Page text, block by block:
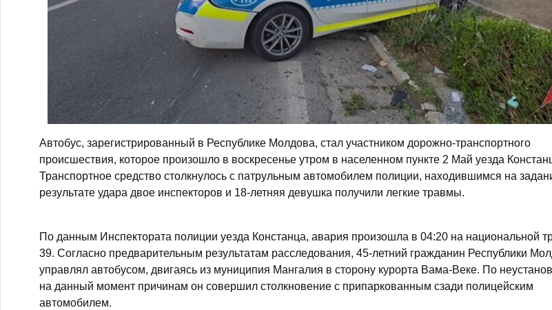
Автобус, зарегистрированный в Республике Молдова, стал участником дорожно-транспортного
происшествия, которое произошло в воскресенье утром в населенном пункте 2 Май уезда
Транспортное средство столкнулось с патрульным автомобилем полиции, находившимся на
результате удара двое инспекторов и 18-летняя девушка получили легкие травмы.
По данным Инспектората полиции уезда Констанца, авария произошла в 04:20 на национальной
39. Согласно предварительным результатам расследования, 45-летний гражданин Республики
управлял автобусом, двигаясь из муниципия Мангалия в сторону курорта Вама-Веке. По
на данный момент причинам он совершил столкновение с припаркованным сзади полицейским
автомобилем.